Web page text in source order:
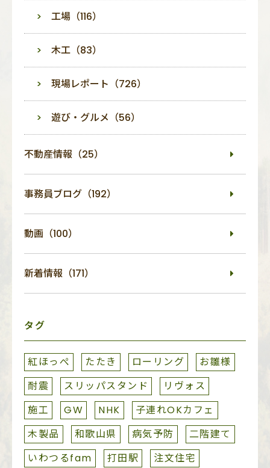
工場（116）
木工（83）
現場レポート（726）
遊び・グルメ（56）
不動産情報（25）
事務員ブログ（192）
動画（100）
新着情報（171）
タグ
紅ほっぺ たたき ローリング
お雛様
耐震
スリッパスタンド
リヴォス
施工
GW NHK
子連れOKカフェ
木製品
和歌山県 病気予防
二階建て
いわつるfam
打田駅 注文住宅